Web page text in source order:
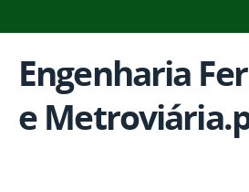
Engenharia
e